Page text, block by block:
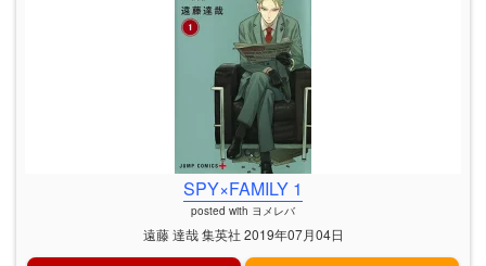
SPY×FAMILY 1
posted with ヨメレバ
遠藤 達哉 集英社 2019年07月04日